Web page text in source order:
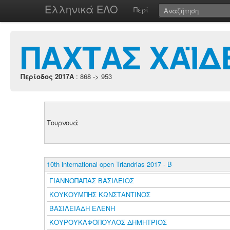
Ελληνικά ΕΛΟ Περί
ΠΑΧΤΑΣ
Περίοδος 2017A : 868 -> 953
Τουρνουά
10th international open Triandrias 2017 - B
ΓΙΑΝΝΟΠΑΠΑΣ ΒΑΣΙΛΕΙΟΣ
ΚΟΥΚΟΥΜΠΗΣ ΚΩΝΣΤΑΝΤΙΝΟΣ
ΒΑΣΙΛΕΙΑΔΗ ΕΛΕΝΗ
ΚΟΥΡΟΥΚΑΦΟΠΟΥΛΟΣ ΔΗΜΗΤΡΙΟΣ